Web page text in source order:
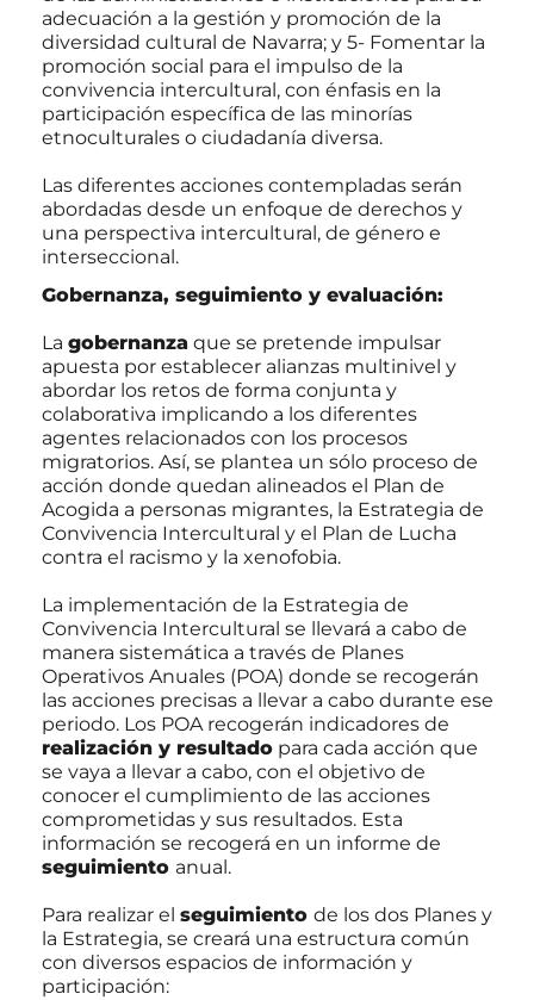
adecuación a la gestión y promoción de la
diversidad cultural de Navarra; y 5- Fomentar la
promoción social para el impulso de la
convivencia intercultural, con énfasis en la
participación específica de las minorías
etnoculturales o ciudadanía diversa.
Las diferentes acciones contempladas serán
abordadas desde un enfoque de derechos y
una perspectiva intercultural, de género e
interseccional.
Gobernanza, seguimiento y evaluación:
La gobernanzaque se pretende impulsar
apuesta por establecer alianzas multinivel y
abordar los retos de forma conjunta y
colaborativa implicando a los diferentes
agentes relacionados con los procesos
migratorios. Así, se plantea un sólo proceso de
acción donde quedan alineados el Plan de
Acogida a personas migrantes, la Estrategia de
Convivencia Intercultural y el Plan de Lucha
contra el racismo y la xenofobia.
La implementación de la Estrategia de
Convivencia Intercultural se llevará a cabo de
manera sistemática a través de Planes
Operativos Anuales (POA) donde se recogerán
las acciones precisas a llevar a cabo durante ese
periodo. Los POA recogerán indicadores de
realización y resultadopara cada acción que
se vaya a llevar a cabo, con el objetivo de
conocer el cumplimiento de las acciones
comprometidas y sus resultados. Esta
información se recogerá en un informe de
seguimiento anual.
Para realizar el seguimiento de los dos Planes y
la Estrategia, se creará una estructura común
con diversos espacios de información y
participación: